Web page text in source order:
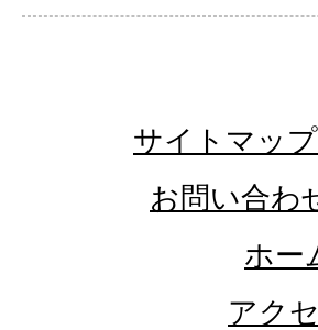
サイトマップ
お問い合わ
ホー
アク